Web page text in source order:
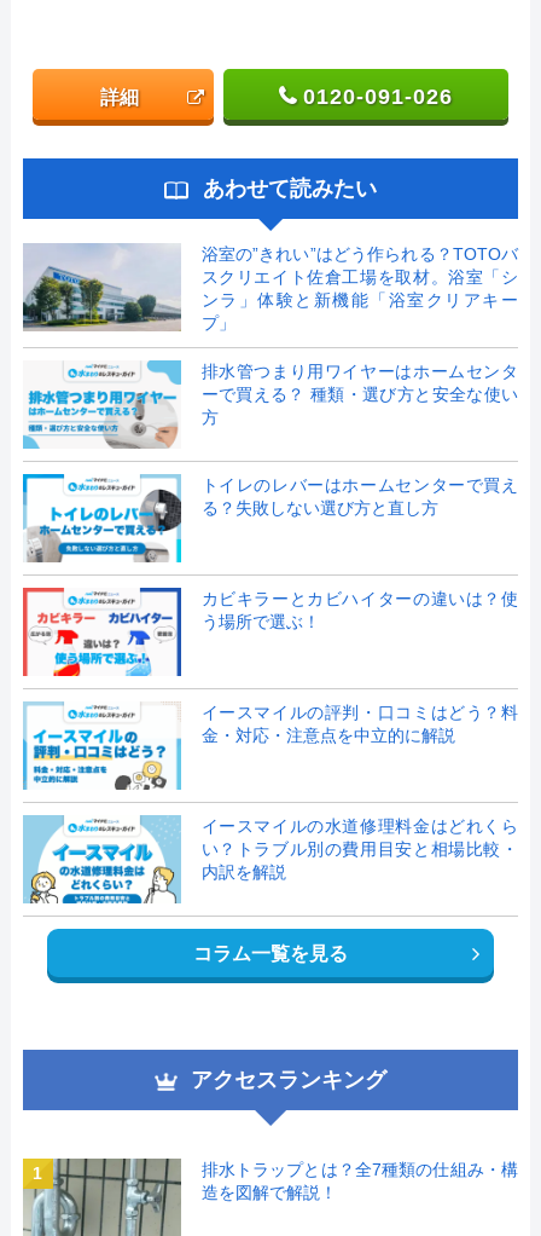
詳細 0120-091-026
あわせて読みたい
浴室の”きれい”はどう作られる？TOTOバ
スクリエイト佐倉工場を取材。浴室「シ
ンラ」体験と新機能「浴室クリアキー
プ」
排水管つまり用ワイヤーはホームセンタ
ーで買える？ 種類・選び方と安全な使い
方
トイレのレバーはホームセンターで買え
る？失敗しない選び方と直し方
カビキラーとカビハイターの違いは？使
う場所で選ぶ！
イースマイルの評判・口コミはどう？料
金・対応・注意点を中立的に解説
イースマイルの水道修理料金はどれくら
い？トラブル別の費用目安と相場比較・
内訳を解説
コラム一覧を見る
アクセスランキング
1
排水トラップとは？全7種類の仕組み・構
造を図解で解説！